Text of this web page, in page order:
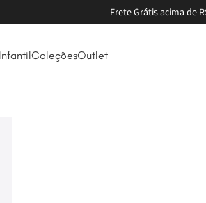
Parcele
InfantilColeçõesOutlet